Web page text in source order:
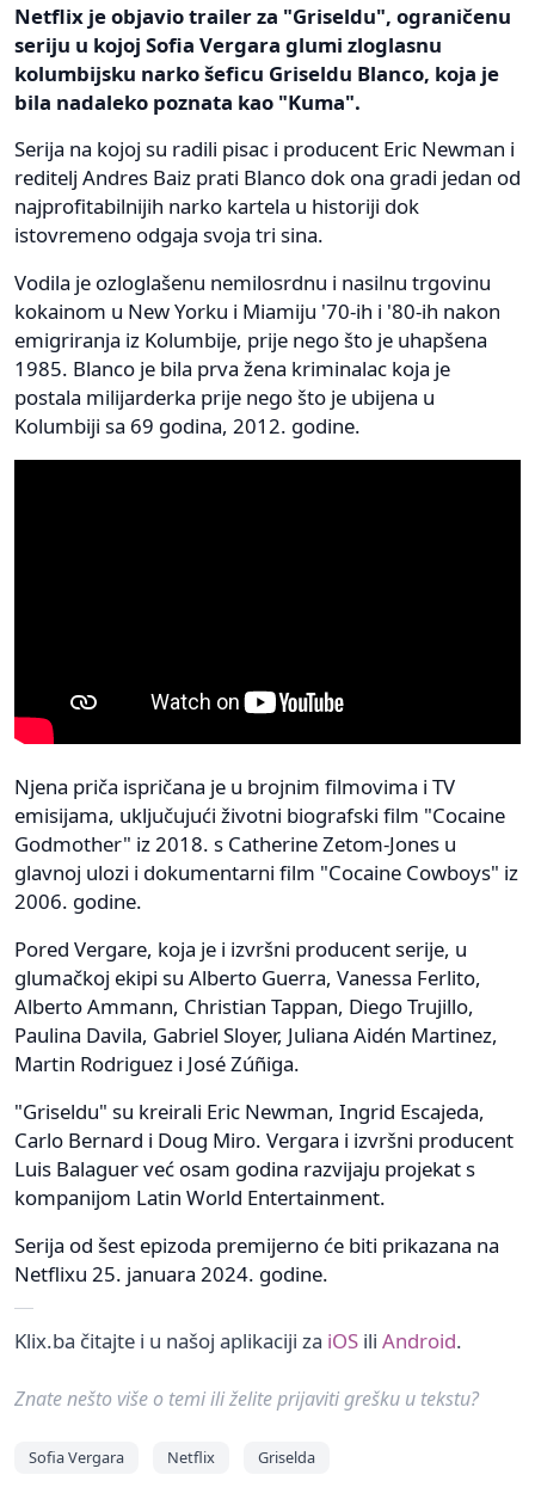
Netflix je objavio trailer za "Griseldu", ograničenu
seriju u kojoj Sofia Vergara glumi zloglasnu
kolumbijsku narko šeficu Griseldu Blanco, koja je
bila nadaleko poznata kao "Kuma".
Serija na kojoj su radili pisac i producent Eric Newman i
reditelj Andres Baiz prati Blanco dok ona gradi jedan od
najprofitabilnijih narko kartela u historiji dok
istovremeno odgaja svoja tri sina.
Vodila je ozloglašenu nemilosrdnu i nasilnu trgovinu
kokainom u New Yorku i Miamiju '70-ih i '80-ih nakon
emigriranja iz Kolumbije, prije nego što je uhapšena
1985. Blanco je bila prva žena kriminalac koja je
postala milijarderka prije nego što je ubijena u
Kolumbiji sa 69 godina, 2012. godine.
Njena priča ispričana je u brojnim filmovima i TV
emisijama, uključujući životni biografski film "Cocaine
Godmother" iz 2018. s Catherine Zetom-Jones u
glavnoj ulozi i dokumentarni film "Cocaine Cowboys" iz
2006. godine.
Pored Vergare, koja je i izvršni producent serije, u
glumačkoj ekipi su Alberto Guerra, Vanessa Ferlito,
Alberto Ammann, Christian Tappan, Diego Trujillo,
Paulina Davila, Gabriel Sloyer, Juliana Aidén Martinez,
Martin Rodriguez i José Zúñiga.
"Griseldu" su kreirali Eric Newman, Ingrid Escajeda,
Carlo Bernard i Doug Miro. Vergara i izvršni producent
Luis Balaguer već osam godina razvijaju projekat s
kompanijom Latin World Entertainment.
Serija od šest epizoda premijerno će biti prikazana na
Netflixu 25. januara 2024. godine.
Klix.ba čitajte i u našoj aplikaciji za iOS ili Android.
Znate nešto više o temi ili želite prijaviti grešku u tekstu?
Sofia Vergara Netflix Griselda